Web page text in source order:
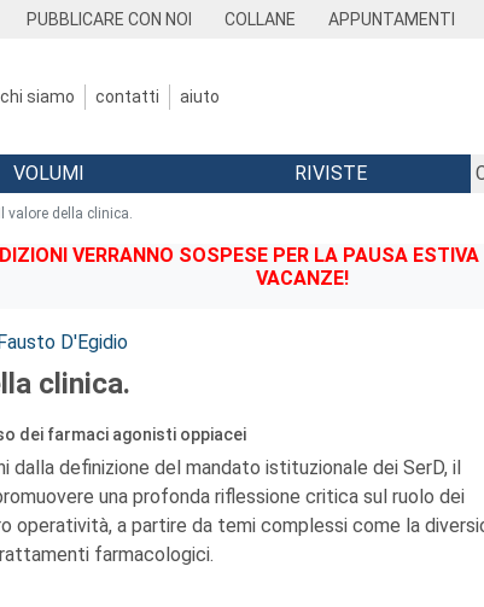
PUBBLICARE CON NOI COLLANE APPUNTAMENTI
chi siamo contatti aiuto
VOLUMI RIVISTE
Il valore della clinica.
VERRANNO SOSPESE PER LA PAUSA
VACANZE!
D'Egidio
clinica.
dei farmaci agonisti oppiacei
dalla definizione del mandato istituzionale dei SerD, il
una profonda riflessione critica sul ruolo dei
operatività, a partire da temi complessi come la
farmacologici.